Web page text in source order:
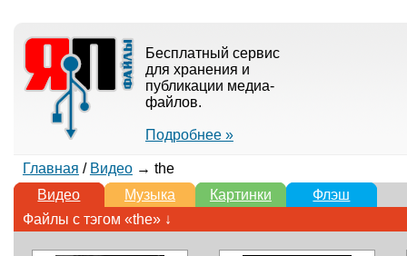
Бесплатный сервис
для хранения и
публикации медиа-
файлов.
Подробнее »
Главная / Видео→ the
Видео
Музыка Картинки
Флэш
Файлы с тэгом «the» ↓